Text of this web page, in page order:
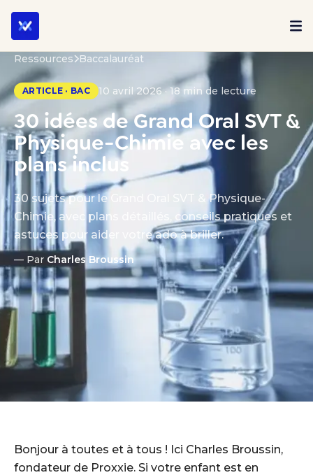
Ressources Baccalauréat
ARTICLE · BAC 10 avril 2026 · 18 min de lecture
30 idées de Grand Oral SVT &
Physique-Chimie avec les
plans inclus
30 sujets pour le Grand Oral SVT & Physique-
Chimie, avec plans détaillés, conseils pratiques et
astuces pour aider votre ado à briller.
— Par Charles Broussin
Bonjour à toutes et à tous ! Ici Charles Broussin,
fondateur de Proxxie. Si votre enfant est en